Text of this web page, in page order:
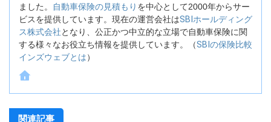
ました。
自動車保険の見積もり を中心として2000年からサー
ビスを提供しています。現在の運営会社はSBIホールディング
ス株式会社となり、公正かつ中立的な立場で自動車保険に関
する様々なお役立ち情報を提供しています。（SBIの保険比較
インズウェブとは）
関連記事